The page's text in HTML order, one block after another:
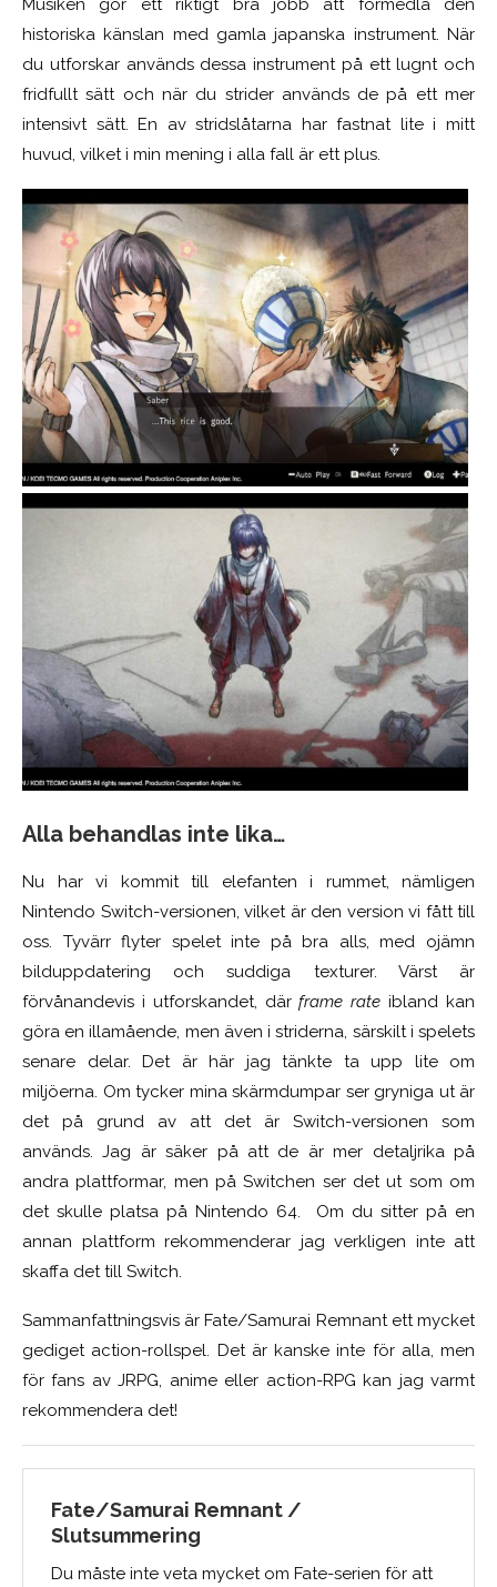
Musiken gör ett riktigt bra jobb att förmedla den
historiska känslan med gamla japanska instrument. När
du utforskar används dessa instrument på ett lugnt och
fridfullt sätt och när du strider används de på ett mer
intensivt sätt. En av stridslåtarna har fastnat lite i mitt
huvud, vilket i min mening i alla fall är ett plus.
Alla behandlas inte lika…
Nu har vi kommit till elefanten i rummet, nämligen
Nintendo Switch-versionen, vilket är den version vi fått till
oss. Tyvärr flyter speletinte påbra alls, med ojämn
bilduppdatering och suddiga texturer. Värst är
förvånandevis i utforskandet, därframe rate ibland kan
göra en illamående, men även i striderna, särskilt i spelets
senare delar. Det är här jag tänkte ta upp lite om
miljöerna. Om tycker mina skärmdumpar ser gryniga ut är
det på grund av att det är Switch-versionen som
används. Jag är säker på att de är mer detaljrika på
andra plattformar, men på Switchen ser det ut som om
det skulle platsa på Nintendo 64. Om du sitter på en
annan plattform rekommenderar jag verkligen inte att
skaffa det till Switch.
Sammanfattningsvis är Fate/Samurai Remnant ett mycket
gediget action-rollspel. Det är kanske inte för alla, men
för fans av JRPG, anime eller action-RPG kan jag varmt
rekommendera det!
Fate/Samurai Remnant /
Slutsummering
Du måste inte veta mycket om Fate-serien för att